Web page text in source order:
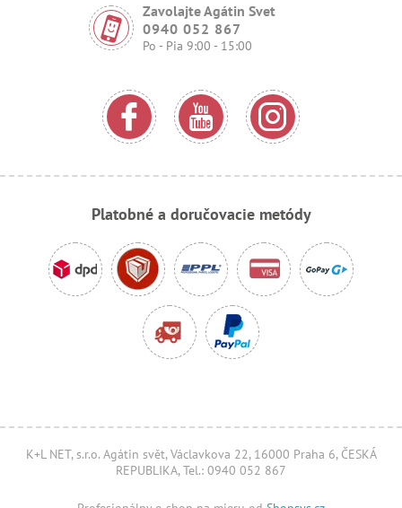
Zavolajte Agátin Svet
0940 052 867
Po - Pia 9:00 - 15:00
Platobné a doručovacie metódy
K+L NET, s.r.o. Agátin svět, Václavkova 22, 16000 Praha 6, ČESKÁ
REPUBLIKA, Tel.: 0940 052 867